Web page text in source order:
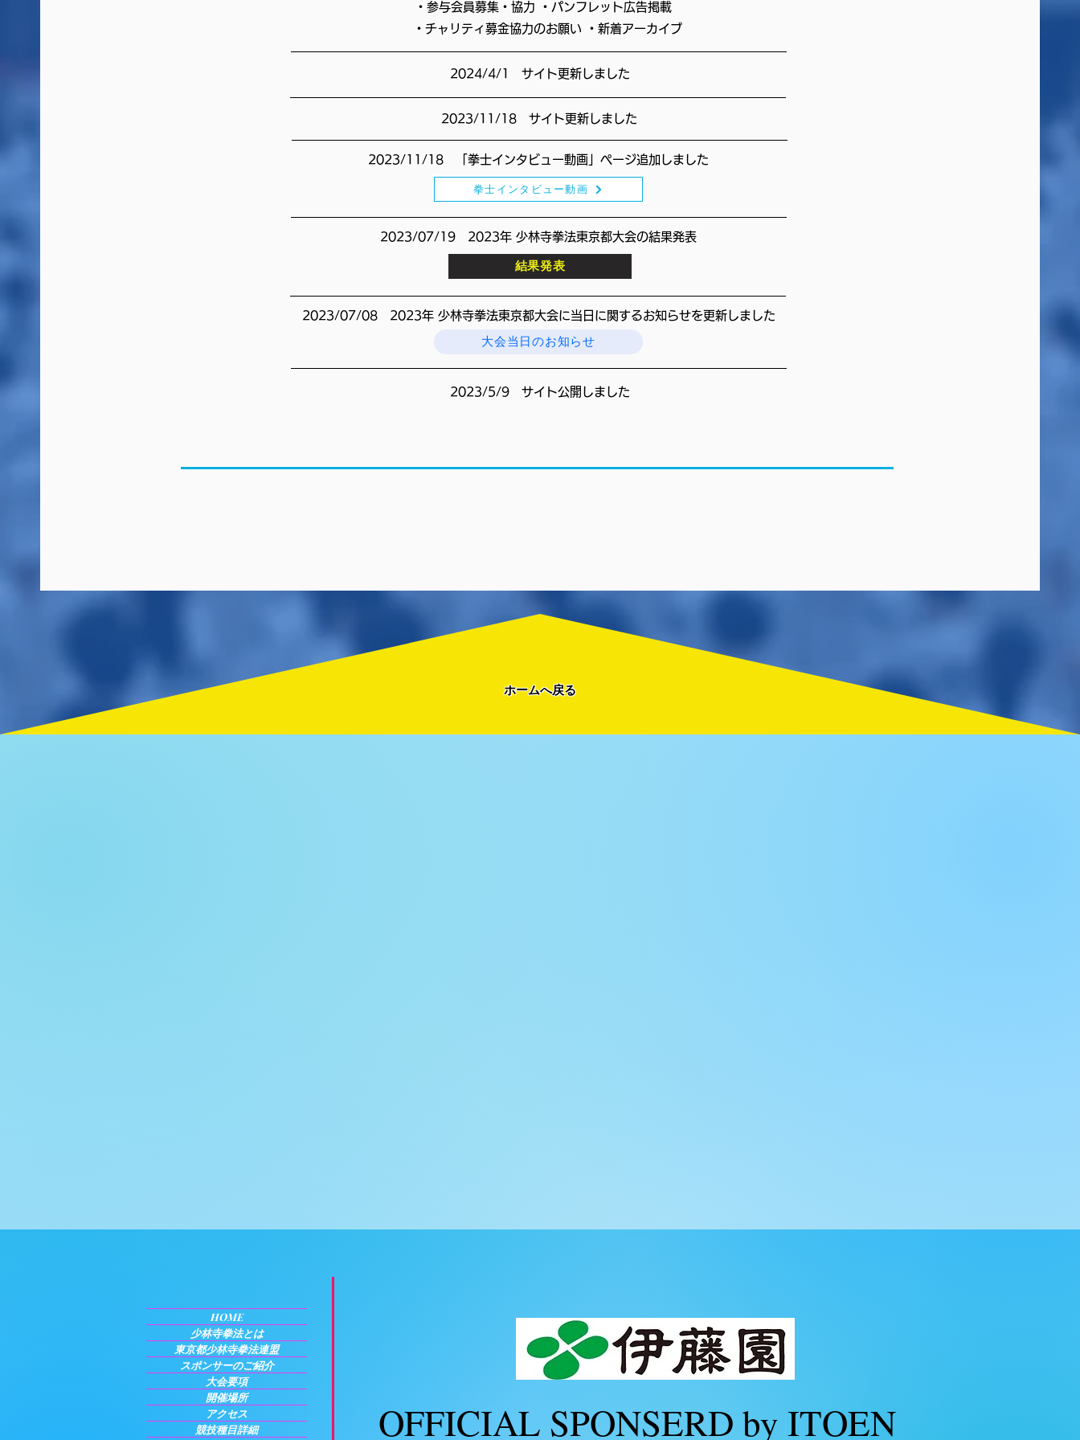
・参与会員募集・協力 ・パンフレット広告掲載
・チャリティ募金協力のお願い ・新着アーカイブ
​2024/4/1 サイト更新しました
​2023/11/18 サイト更新しました
2023/11/18 「拳士インタビュー動画」ページ追加しました
拳士インタビュー動画
​2023/07/19 2023年 少林寺拳法東京都大会の結果発表
結果発表
​2023/07/08 2023年 少林寺拳法東京都大会に当日に関するお知らせを更新しました
大会当日のお知らせ
​2023/5/9 サイト公開しました
​ホームへ戻る
HOME
少林寺拳法とは
東京都少林寺拳法連盟
スポンサーのご紹介
大会要項
開催場所
アクセス
競技種目詳細
OFFICIAL SPONSERD by ITOEN